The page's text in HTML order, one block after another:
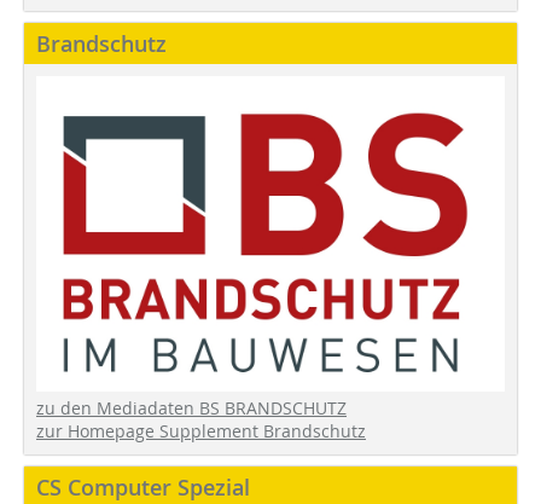
Brandschutz
zu den Mediadaten BS BRANDSCHUTZ
zur Homepage Supplement Brandschutz
CS Computer Spezial